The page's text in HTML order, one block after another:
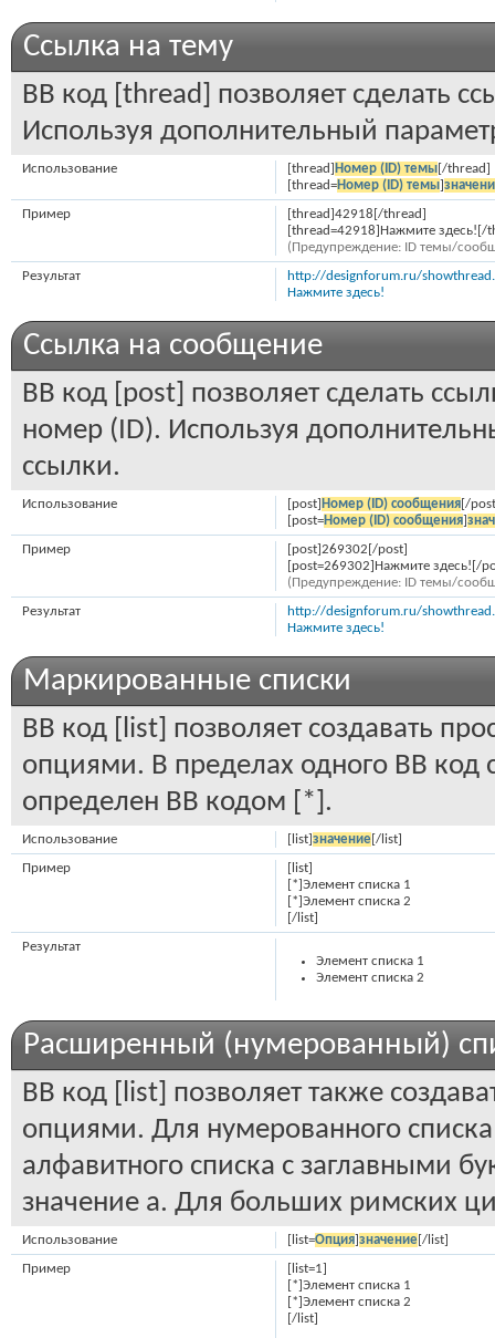
Ссылка на тему
BB код [thread] позволяет сделать
Используя дополнительный
[thread] Номер (ID) темы[/thread]
[thread=Номер (ID) темы]
Использование
[thread]42918[/thread]
[thread=42918]Нажмите здесь![/
(Предупреждение: ID темы/
Пример
http://designforum.ru/
Нажмите здесь!
Результат
Ссылка на сообщение
BB код [post] позволяет сделать
номер (ID). Используя
ссылки.
[post] Номер (ID) сообщения[/
[post=Номер (ID) сообщения]
Использование
[post]269302[/post]
[post=269302]Нажмите здесь![/
(Предупреждение: ID темы/
Пример
http://designforum.ru/
Нажмите здесь!
Результат
Маркированные списки
BB код [list] позволяет создавать
опциями. В пределах одного BB
определен BB кодом [*].
[list]значение[/list]
Использование
[list]
[*]Элемент списка 1
[*]Элемент списка 2
[/list]
Пример
Элемент списка 1
Элемент списка 2
Результат
Расширенный (нумерованный)
BB код [list] позволяет также
опциями. Для нумерованного
алфавитного списка с заглавными
значение а. Для больших римских
[list=Опция]значение[/list]
Использование
[list=1]
[*]Элемент списка 1
[*]Элемент списка 2
[/list]
Пример